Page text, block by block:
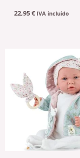
22,95€ IVA incluido